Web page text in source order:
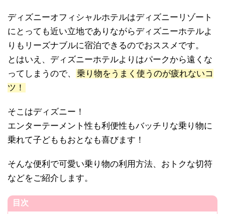
ディズニーオフィシャルホテルはディズニーリゾート
にとっても近い立地でありながらディズニーホテルよ
りもリーズナブルに宿泊できるのでおススメです。
とはいえ、ディズニーホテルよりはパークから遠くな
ってしまうので、
乗り物をうまく使うのが疲れないコ
ツ！
そこはディズニー！
エンターテーメント性も利便性もバッチリな乗り物に
乗れて子どももおとなも喜びます！
そんな便利で可愛い乗り物の利用方法、おトクな切符
などをご紹介します。
目次